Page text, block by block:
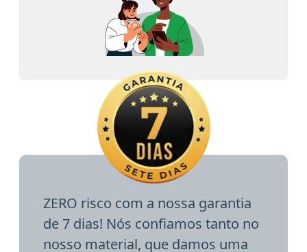
ZERO risco com a nossa garantia
de 7 dias! Nós confiamos tanto no
nosso material, que damos uma